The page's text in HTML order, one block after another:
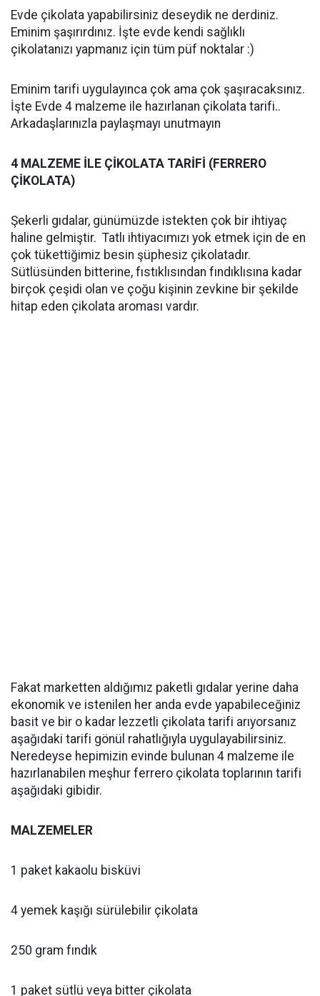
Evde çikolata yapabilirsiniz deseydik ne derdiniz.
Eminim şaşırırdınız. İşte evde kendi sağlıklı
çikolatanızı yapmanız için tüm püf noktalar :)
Eminim tarifi uygulayınca çok ama çok şaşıracaksınız.
İşte Evde 4 malzeme ile hazırlanan çikolata tarifi..
Arkadaşlarınızla paylaşmayı unutmayın
4 MALZEME İLE ÇİKOLATA TARİFİ (FERRERO
ÇİKOLATA)
Şekerli gıdalar, günümüzde istekten çok bir ihtiyaç
haline gelmiştir. Tatlı ihtiyacımızı yok etmek için de en
çok tükettiğimiz besin şüphesiz çikolatadır.
Sütlüsünden bitterine, fıstıklısından fındıklısına kadar
birçok çeşidi olan ve çoğu kişinin zevkine bir şekilde
hitap eden çikolata aroması vardır.
Fakat marketten aldığımız paketli gıdalar yerine daha
ekonomik ve istenilen her anda evde yapabileceğiniz
basit ve bir o kadar lezzetli çikolata tarifi arıyorsanız
aşağıdaki tarifi gönül rahatlığıyla uygulayabilirsiniz.
Neredeyse hepimizin evinde bulunan 4 malzeme ile
hazırlanabilen meşhur ferrero çikolata toplarının tarifi
aşağıdaki gibidir.
MALZEMELER
1 paket kakaolu bisküvi
4 yemek kaşığı sürülebilir çikolata
250 gram fındık
1 paket sütlü veya bitter çikolata